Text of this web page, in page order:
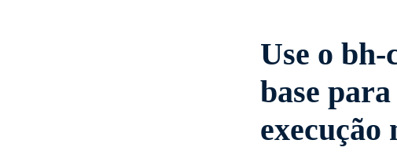
Use o
base
execução